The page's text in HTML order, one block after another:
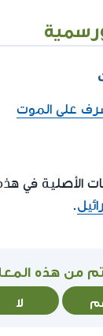
على الموت
الأصلية في
.
من هذه
لا